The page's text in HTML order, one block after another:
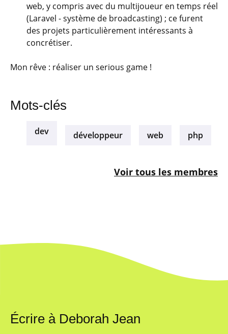
web, y compris avec du multijoueur en temps réel
(Laravel - système de broadcasting) ; ce furent
des projets particulièrement intéressants à
concrétiser.
Mon rêve : réaliser un serious game !
Mots-clés
dev développeur web php
Voir tous les membres
Écrire à Deborah Jean